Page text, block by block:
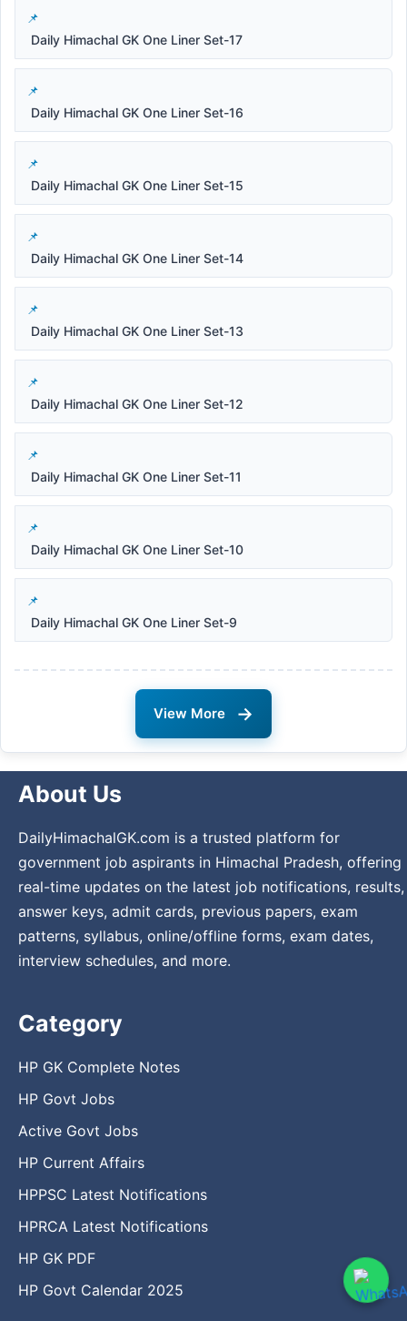
Daily Himachal GK One Liner Set-17
Daily Himachal GK One Liner Set-16
Daily Himachal GK One Liner Set-15
Daily Himachal GK One Liner Set-14
Daily Himachal GK One Liner Set-13
Daily Himachal GK One Liner Set-12
Daily Himachal GK One Liner Set-11
Daily Himachal GK One Liner Set-10
Daily Himachal GK One Liner Set-9
View More →
About Us
DailyHimachalGK.com is a trusted platform for
government job aspirants in Himachal Pradesh, offering
real-time updates on the latest job notifications, results,
answer keys, admit cards, previous papers, exam
patterns, syllabus, online/offline forms, exam dates,
interview schedules, and more.
Category
HP GK Complete Notes
HP Govt Jobs
Active Govt Jobs
HP Current Affairs
HPPSC Latest Notifications
HPRCA Latest Notifications
HP GK PDF
HP Govt Calendar 2025